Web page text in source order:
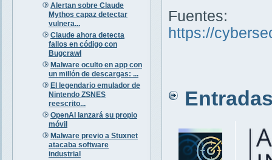
Alertan sobre Claude
Mythos capaz detectar
vulnera...
Claude ahora detecta
fallos en código con
Bugcrawl
Malware oculto en app con
un millón de descargas: ...
El legendario emulador de
Nintendo ZSNES
reescrito...
OpenAI lanzará su propio
móvil
Malware previo a Stuxnet
atacaba software
industrial
Fuentes:
https://
Entradas